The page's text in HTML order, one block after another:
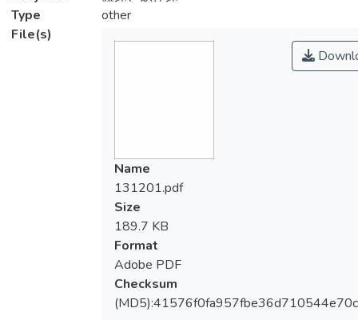
Type
other
File(s)
Name
131201.pdf
Size
189.7 KB
Format
Adobe PDF
Checksum